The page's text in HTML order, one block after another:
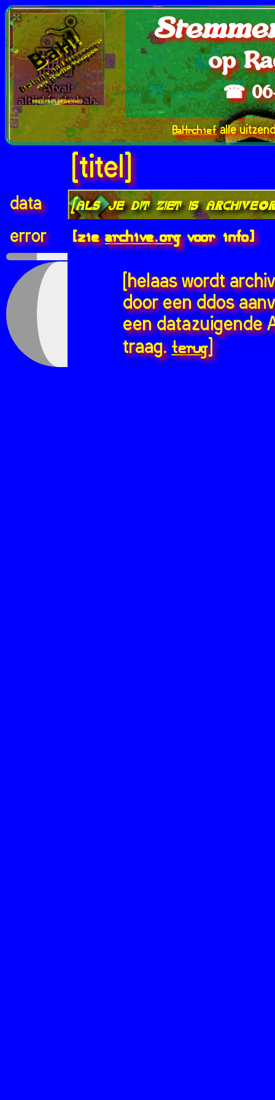
op
☎
BaHrchiefalle
data
error
[titel]
[als je dit ziet is
[ziearchive.orgvoor info]
[helaas wordt
door een ddos
een datazuigende
traag.terug]